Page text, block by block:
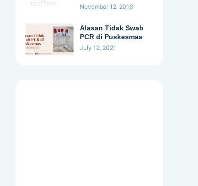
November 12, 2018
Alasan Tidak Swab
PCR di Puskesmas
July 12, 2021